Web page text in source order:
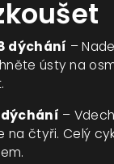
dýchání –
ústy na
dýchání –
na čtyři. Celý